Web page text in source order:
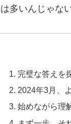
多いんじゃな
完璧な答えを
2024年3月、
始めながら理